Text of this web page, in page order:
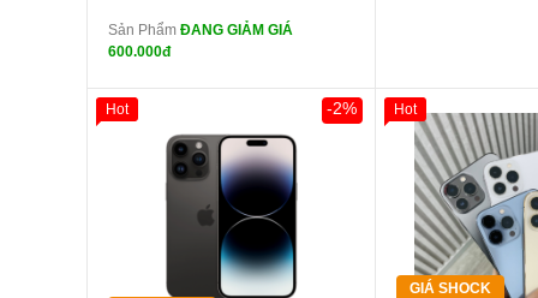
Pin dự phòng và
các Phụ Kiện Khác
Sản Phẩm ĐANG GIẢM GIÁ
600.000đ
-2%
Hot
GIÁ SHOCK
Giảm 100.000đ
Thân Thiết
Tặng
Tặng
Hot